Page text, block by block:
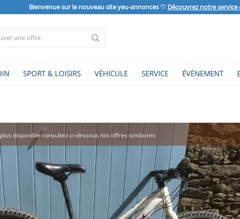
Bienvenue sur le nouveau site yeu-annonces ♡ Découvrez notre
SPORT & LOISIRS VÉHICULE SERVICE ÉVÉNEMENT
disponible consultez ci-dessous nos offres similaires